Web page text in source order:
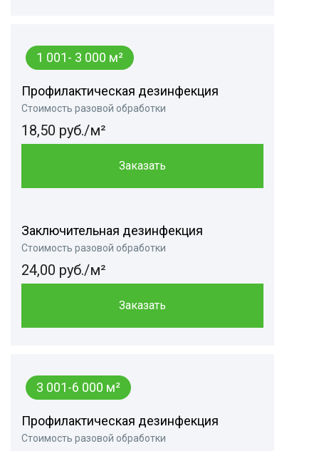
1 001- 3 000 м²
Профилактическая дезинфекция
Стоимость разовой обработки
18,50 руб./м²
Заказать
Заключительная дезинфекция
Стоимость разовой обработки
24,00 руб./м²
Заказать
3 001-6 000 м²
Профилактическая дезинфекция
Стоимость разовой обработки